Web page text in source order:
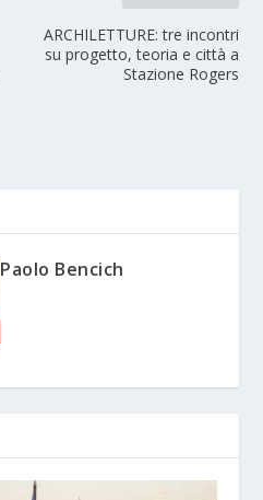
ARCHILETTURE: tre incontri
su progetto, teoria e città a
Stazione Rogers
Paolo Bencich